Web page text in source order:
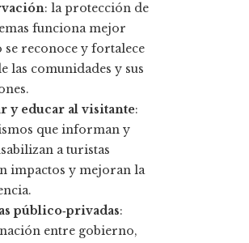
: la protección de
funciona mejor
se reconoce y fortalece
las comunidades y sus
y educar al visitante:
que informan y
a turistas
impactos y mejoran la
público‑privadas:
entre gobierno,